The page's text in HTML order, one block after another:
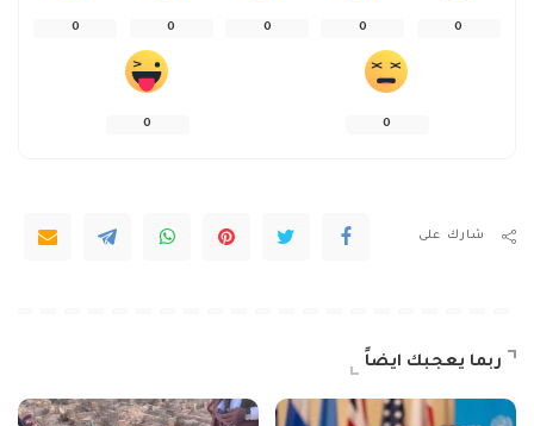
0
0
0
0
0
0
0
شارك على
ربما يعجبك ايضاً